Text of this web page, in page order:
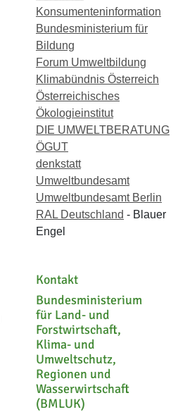
Konsumenteninformation
Bundesministerium für
Bildung
Forum Umweltbildung
Klimabündnis Österreich
Österreichisches
Ökologieinstitut
DIE UMWELTBERATUNG
ÖGUT
denkstatt
Umweltbundesamt
Umweltbundesamt Berlin
RAL Deutschland - Blauer
Engel
Kontakt
Bundesministerium
für Land- und
Forstwirtschaft,
Klima- und
Umweltschutz,
Regionen und
Wasserwirtschaft
(BMLUK)